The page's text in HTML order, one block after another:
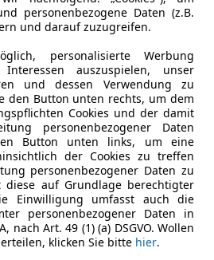
€ 7 990
03/2013 132 000 km
personenbezogene Daten (z.B.
und darauf zuzugreifen.
personalisierte Werbung
auszuspielen, unser
und dessen Verwendung zu
den Button unten rechts, um dem
Cookies und der damit
personenbezogener Daten
Button unten links, um eine
der Cookies zu treffen
personenbezogener Daten zu
diese auf Grundlage berechtigter
Einwilligung umfasst auch die
personenbezogener Daten in
nach Art. 49 (1) (a) DSGVO. Wollen
erteilen, klicken Sie bitte hier.